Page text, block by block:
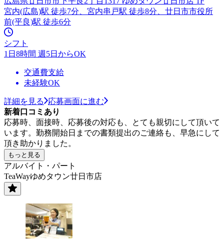
宮内(広島)駅 徒歩7分、宮内串戸駅 徒歩8分、廿日市市役所
前(平良)駅 徒歩6分
シフト
1日8時間 週5日からOK
交通費支給
未経験OK
詳細を見る
応募画面に進む
新着口コミあり
応募時、面接時、応募後の対応も、とても親切にして頂いて
います。勤務開始日までの書類提出のご連絡も、早急にして
頂き助かりました。
もっと見る
アルバイト・パート
TeaWayゆめタウン廿日市店